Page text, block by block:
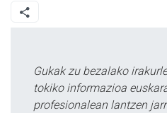
Gukak zu bezalako
tokiko informazioa
profesionalean lantzen